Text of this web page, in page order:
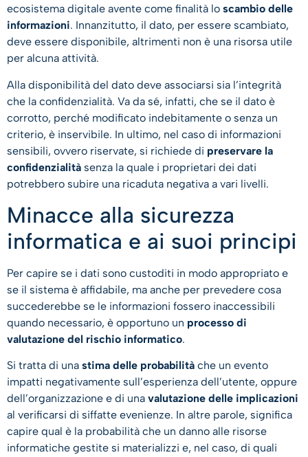
ecosistema digitale avente come finalità lo scambio delle
informazioni. Innanzitutto, il dato, per essere scambiato,
deve essere disponibile, altrimenti non è una risorsa utile
per alcuna attività.
Alla disponibilità del dato deve associarsi sia l’integrità
che la confidenzialità. Va da sé, infatti, che se il dato è
corrotto, perché modificato indebitamente o senza un
criterio, è inservibile. In ultimo, nel caso di informazioni
sensibili, ovvero riservate, si richiede di preservare la
confidenzialità senza la quale i proprietari dei dati
potrebbero subire una ricaduta negativa a vari livelli.
Minacce alla sicurezza
informatica e ai suoi principi
Per capire se i dati sono custoditi in modo appropriato e
se il sistema è affidabile, ma anche per prevedere cosa
succederebbe se le informazioni fossero inaccessibili
quando necessario, è opportuno un processo di
valutazione del rischio informatico.
Si tratta di una stima delle probabilità che un evento
impatti negativamente sull’esperienza dell’utente, oppure
dell’organizzazione e di una valutazione delle implicazioni
al verificarsi di siffatte evenienze. In altre parole, significa
capire qual è la probabilità che un danno alle risorse
informatiche gestite si materializzi e, nel caso, di quali